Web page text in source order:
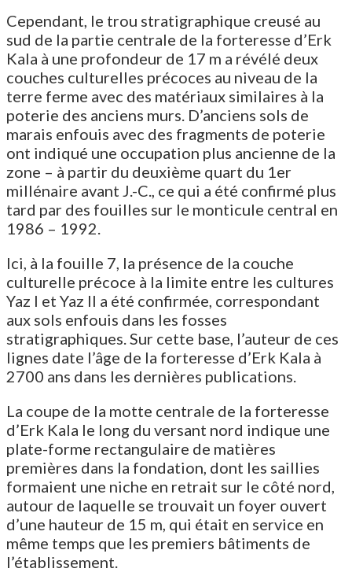
Cependant, le trou stratigraphique creusé au
sud de la partie centrale de la forteresse d’Erk
Kala à une profondeur de 17 m a révélé deux
couches culturelles précoces au niveau de la
terre ferme avec des matériaux similaires à la
poterie des anciens murs. D’anciens sols de
marais enfouis avec des fragments de poterie
ont indiqué une occupation plus ancienne de la
zone – à partir du deuxième quart du 1er
millénaire avant J.-C., ce qui a été confirmé plus
tard par des fouilles sur le monticule central en
1986 – 1992.
Ici, à la fouille 7, la présence de la couche
culturelle précoce à la limite entre les cultures
Yaz I et Yaz II a été confirmée, correspondant
aux sols enfouis dans les fosses
stratigraphiques. Sur cette base, l’auteur de ces
lignes date l’âge de la forteresse d’Erk Kala à
2700 ans dans les dernières publications.
La coupe de la motte centrale de la forteresse
d’Erk Kala le long du versant nord indique une
plate-forme rectangulaire de matières
premières dans la fondation, dont les saillies
formaient une niche en retrait sur le côté nord,
autour de laquelle se trouvait un foyer ouvert
d’une hauteur de 15 m, qui était en service en
même temps que les premiers bâtiments de
l’établissement.